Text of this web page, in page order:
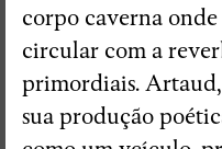
corpo caverna onde
circular com a
primordiais.
sua produção